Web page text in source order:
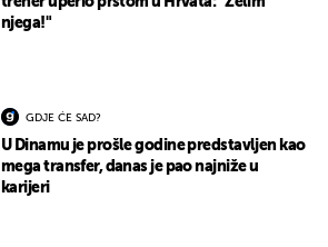
njega!"
GDJE ĆE SAD?
U Dinamu je prošle godine predstavljen kao
mega transfer, danas je pao najniže u
karijeri